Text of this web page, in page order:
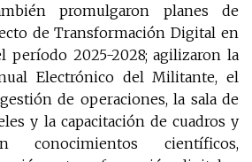
promulgaron planes de
de Transformación Digital en
período 2025-2028; agilizaron la
Electrónico del Militante, el
de operaciones, la sala de
y la capacitación de cuadros y
conocimientos científicos,